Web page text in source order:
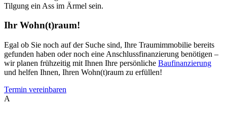
Tilgung ein Ass im Ärmel sein.
Ihr Wohn(t)raum!
Egal ob Sie noch auf der Suche sind, Ihre Traumimmobilie bereits
gefunden haben oder noch eine Anschlussfinanzierung benötigen –
wir planen frühzeitig mit Ihnen Ihre persönliche Baufinanzierung
und helfen Ihnen, Ihren Wohn(t)raum zu erfüllen!
Termin vereinbaren
A